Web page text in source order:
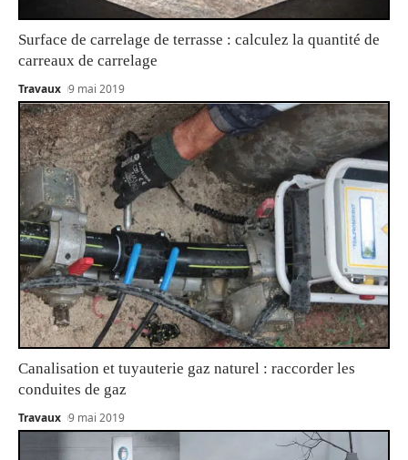
Surface de carrelage de terrasse : calculez la quantité de
carreaux de carrelage
Travaux 9 mai 2019
Canalisation et tuyauterie gaz naturel : raccorder les
conduites de gaz
Travaux 9 mai 2019